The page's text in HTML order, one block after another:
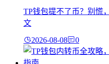
TP钱包提不了币？别慌
文
2026-08-08 0